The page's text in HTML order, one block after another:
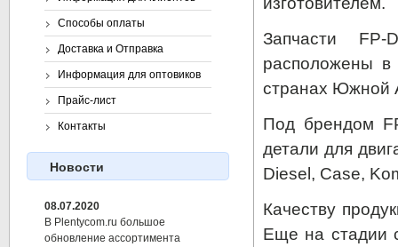
Запчасти
расположены
странах Южной
Под брендом
детали для
Diesel, Case,
Качеству
Еще на стадии
Способы оплаты
Доставка и Отправка
Информация для оптовиков
Прайс-лист
Контакты
Новости
08.07.2020
В Plentycom.ru большое
обновление ассортимента